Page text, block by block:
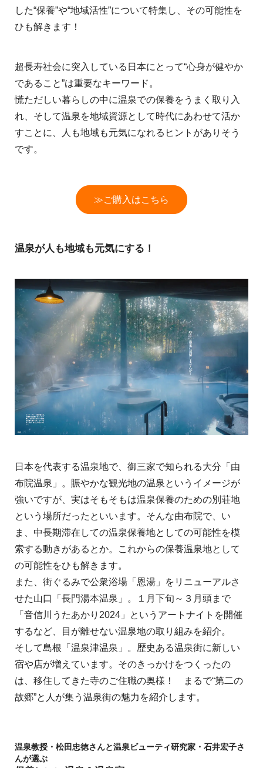
した“保養”や“地域活性”について特集し、その可能性を
ひも解きます！
超長寿社会に突入している日本にとって“心身が健やか
であること”は重要なキーワード。
慌ただしい暮らしの中に温泉での保養をうまく取り入
れ、そして温泉を地域資源として時代にあわせて活か
すことに、人も地域も元気になれるヒントがありそう
です。
≫ご購入はこちら
温泉が人も地域も元気にする！
日本を代表する温泉地で、御三家で知られる大分「由
布院温泉」。賑やかな観光地の温泉というイメージが
強いですが、実はそもそもは温泉保養のための別荘地
という場所だったといいます。そんな由布院で、い
ま、中長期滞在しての温泉保養地としての可能性を模
索する動きがあるとか。これからの保養温泉地として
の可能性をひも解きます。
また、街ぐるみで公衆浴場「恩湯」をリニューアルさ
せた山口「長門湯本温泉」。１月下旬～３月頭まで
「音信川うたあかり2024」というアートナイトを開催
するなど、目が離せない温泉地の取り組みを紹介。
そして島根「温泉津温泉」。歴史ある温泉街に新しい
宿や店が増えています。そのきっかけをつくったの
は、移住してきた寺のご住職の奥様！ まるで“第二の
故郷”と人が集う温泉街の魅力を紹介します。
温泉教授・松田忠徳さんと温泉ビューティ研究家・石井宏子さ
んが選ぶ